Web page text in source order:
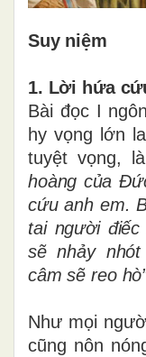
Suy niệm
1. Lời hứa
Bài đọc I
hy vọng lớn
tuyệt vọng,
hoàng của
cứu anh em.
tai người
sẽ nhảy
câm sẽ reo
Như mọi
cũng nôn